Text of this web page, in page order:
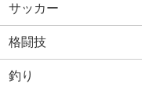
サッカー
格闘技
釣り